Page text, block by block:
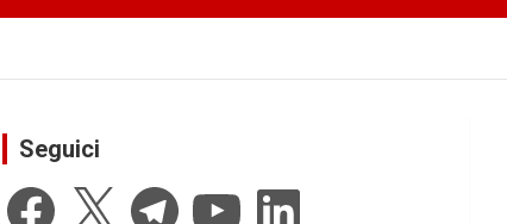
Seguici
Facebook
X TelegramYouTube LinkedIn